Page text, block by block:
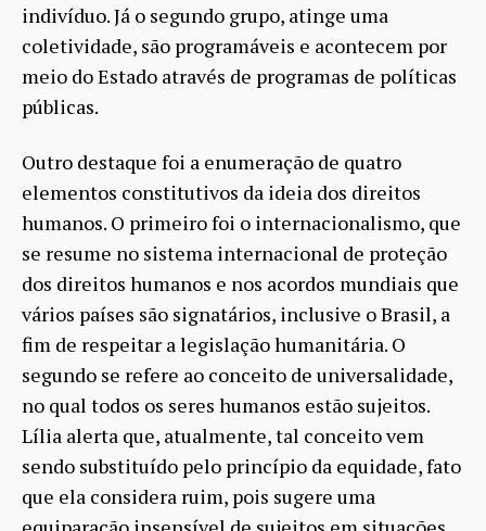
indivíduo. Já o segundo grupo, atinge uma
coletividade, são programáveis e acontecem por
meio do Estado através de programas de políticas
públicas.
Outro destaque foi a enumeração de quatro
elementos constitutivos da ideia dos direitos
humanos. O primeiro foi o internacionalismo, que
se resume no sistema internacional de proteção
dos direitos humanos e nos acordos mundiais que
vários países são signatários, inclusive o Brasil, a
fim de respeitar a legislação humanitária. O
segundo se refere ao conceito de universalidade,
no qual todos os seres humanos estão sujeitos.
Lília alerta que, atualmente, tal conceito vem
sendo substituído pelo princípio da equidade, fato
que ela considera ruim, pois sugere uma